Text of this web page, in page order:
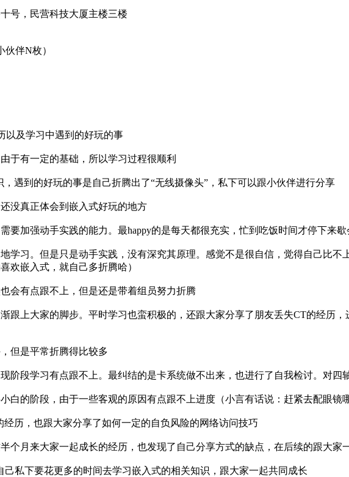
号，民营科技大厦主楼三楼
伴N枚）
以及学习中遇到的好玩的事
于有一定的基础，所以学习过程很顺利
遇到的好玩的事是自己折腾出了“无线摄像头”，私下可以跟小伙伴进行分享
没真正体会到嵌入式好玩的地方
要加强动手实践的能力。最happy的是每天都很充实，忙到吃饭时间才停下来歇
学习。但是只是动手实践，没有深究其原理。感觉不是很自信，觉得自己比
欢嵌入式，就自己多折腾哈）
会有点跟不上，但是还是带着组员努力折腾
跟上大家的脚步。平时学习也蛮积极的，还跟大家分享了朋友丢失CT的经历
但是平常折腾得比较多
阶段学习有点跟不上。最纠结的是卡系统做不出来，也进行了自我检讨。对四
白的阶段，由于一些客观的原因有点跟不上进度（小言有话说：赶紧去配眼镜哪
历，也跟大家分享了如何一定的自负风险的网络访问技巧
个月来大家一起成长的经历，也发现了自己分享方式的缺点，在后续的跟大家
己私下要花更多的时间去学习嵌入式的相关知识，跟大家一起共同成长